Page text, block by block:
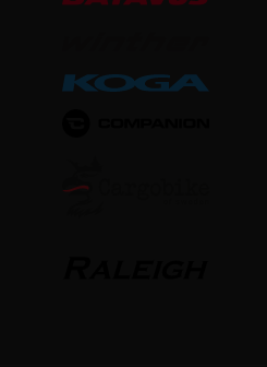
Støtteben